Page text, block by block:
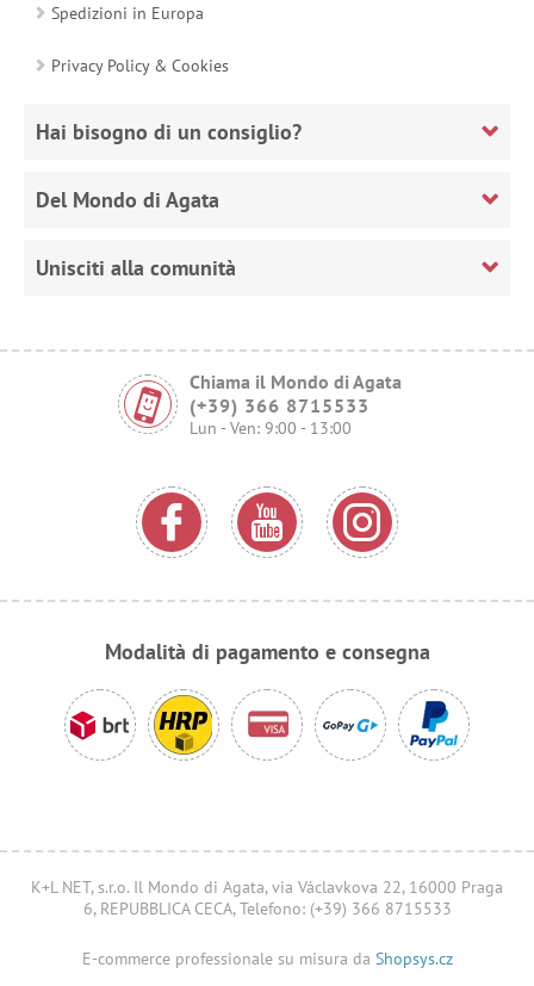
Spedizioni in Europa
Privacy Policy & Cookies
Hai bisogno di un consiglio?
Del Mondo di Agata
Unisciti alla comunità
Chiama il Mondo di Agata
(+39) 366 8715533
Lun - Ven: 9:00 - 13:00
Modalità di pagamento e consegna
K+L NET, s.r.o. Il Mondo di Agata, via Václavkova 22, 16000 Praga
6, REPUBBLICA CECA, Telefono: (+39) 366 8715533
E-commerce professionale su misura da Shopsys.cz